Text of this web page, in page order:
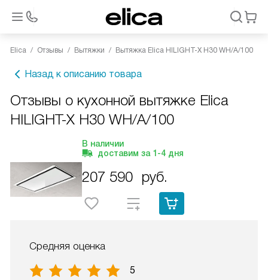
Elica Отзывы Вытяжки Вытяжка Elica HILIGHT-X H30 WH/A/100
Назад к описанию товара
Отзывы о кухонной вытяжке Elica
HILIGHT-X H30 WH/A/100
В наличии
доставим за 1-4 дня
207 590 руб.
Средняя оценка
5